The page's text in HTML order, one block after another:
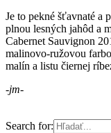
Je to pekné šťavnaté a
plnou lesných jahôd a
Cabernet Sauvignon
malinovo-ružovou
malín a listu čiernej
-jm-
Search for: